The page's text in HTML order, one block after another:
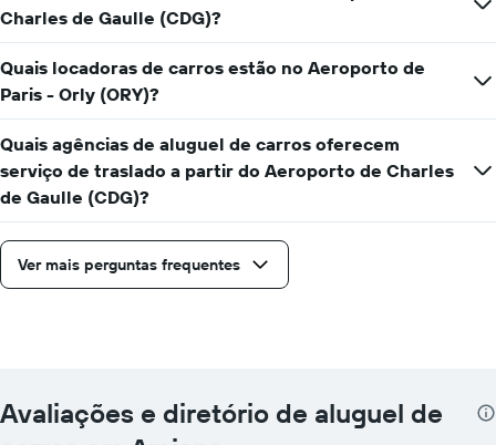
Charles de Gaulle (CDG)?
Quais locadoras de carros estão no Aeroporto de
Paris - Orly (ORY)?
Quais agências de aluguel de carros oferecem
serviço de traslado a partir do Aeroporto de Charles
de Gaulle (CDG)?
Ver mais perguntas frequentes
Avaliações e diretório de aluguel de